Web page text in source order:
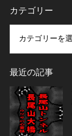
カテゴリー
最近の記事